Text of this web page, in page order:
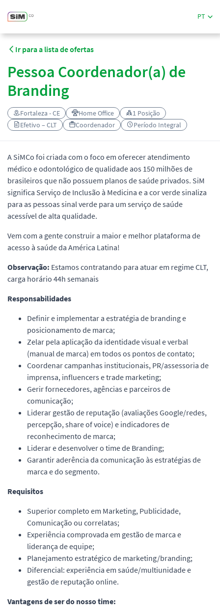
PT
Ir para a lista de ofertas
Pessoa Coordenador(a) de
Branding
Fortaleza - CE Home Office
1 Posição
Efetivo – CLT
Coordenador Período Integral
A SiMCo foi criada com o foco em oferecer atendimento
médico e odontológico de qualidade aos 150 milhões de
brasileiros que não possuem planos de saúde privados. SiM
significa Serviço de Inclusão à Medicina e a cor verde sinaliza
para as pessoas sinal verde para um serviço de saúde
acessível de alta qualidade.
Vem com a gente construir a maior e melhor plataforma de
acesso à saúde da América Latina!
Observação: Estamos contratando para atuar em regime CLT,
carga horário 44h semanais
Responsabilidades
Definir e implementar a estratégia de branding e
posicionamento de marca;
Zelar pela aplicação da identidade visual e verbal
(manual de marca) em todos os pontos de contato;
Coordenar campanhas institucionais, PR/assessoria de
imprensa, influencers e trade marketing;
Gerir fornecedores, agências e parceiros de
comunicação;
Liderar gestão de reputação (avaliações Google/redes,
percepção, share of voice) e indicadores de
reconhecimento de marca;
Liderar e desenvolver o time de Branding;
Garantir aderência da comunicação às estratégias de
marca e do segmento.
Requisitos
Superior completo em Marketing, Publicidade,
Comunicação ou correlatas;
Experiência comprovada em gestão de marca e
liderança de equipe;
Planejamento estratégico de marketing/branding;
Diferencial: experiência em saúde/multiunidade e
gestão de reputação online.
Vantagens de ser do nosso time: